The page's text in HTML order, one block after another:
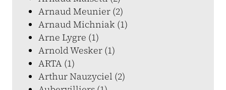
Arnaud Meunier (2)
Arnaud Michniak (1)
Arne Lygre (1)
Arnold Wesker (1)
ARTA (1)
Arthur Nauzyciel (2)